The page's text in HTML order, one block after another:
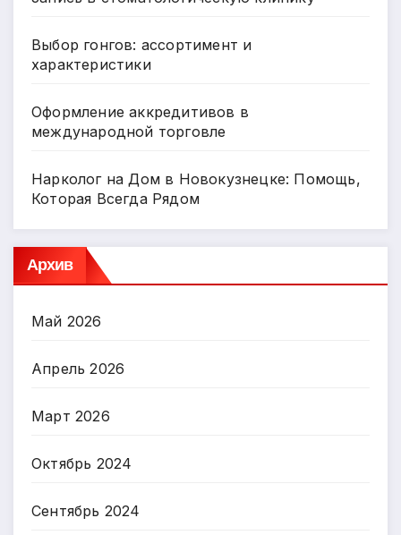
Выбор гонгов: ассортимент и
характеристики
Оформление аккредитивов в
международной торговле
Нарколог на Дом в Новокузнецке: Помощь,
Которая Всегда Рядом
Архив
Май 2026
Апрель 2026
Март 2026
Октябрь 2024
Сентябрь 2024